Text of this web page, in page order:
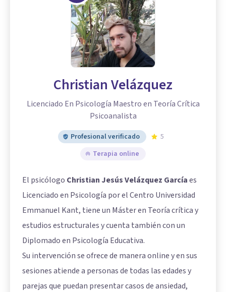
Christian Velázquez
Licenciado En Psicología Maestro en Teoría Crítica
Psicoanalista
Profesional verificado
5
Terapia online
El psicólogo Christian Jesús Velázquez Garcíaes
Licenciado en Psicología por el Centro Universidad
Emmanuel Kant, tiene un Máster en Teoría crítica y
estudios estructurales y cuenta también con un
Diplomado en Psicología Educativa.
Su intervención se ofrece de manera online y en sus
sesiones atiende a personas de todas las edades y
parejas que puedan presentar casos de ansiedad,